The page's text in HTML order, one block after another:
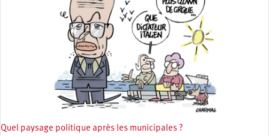
Quel paysage politique après les municipales ?